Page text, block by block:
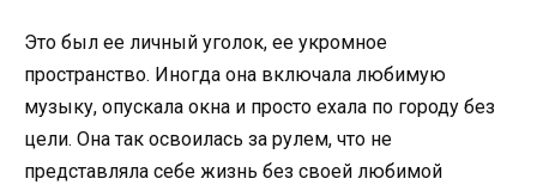
Это был ее личный уголок, ее укромное
пространство. Иногда она включала любимую
музыку, опускала окна и просто ехала по городу без
цели. Она так освоилась за рулем, что не
представляла себе жизнь без своей любимой